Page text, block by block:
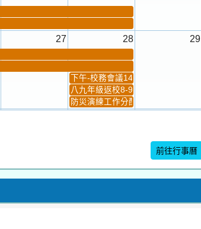
27 28 29
下午-校務會議14:00-16...
八九年級返校8-9
防災演練工作分配及...
班週
超額比序暨免試入學...
前往行事曆